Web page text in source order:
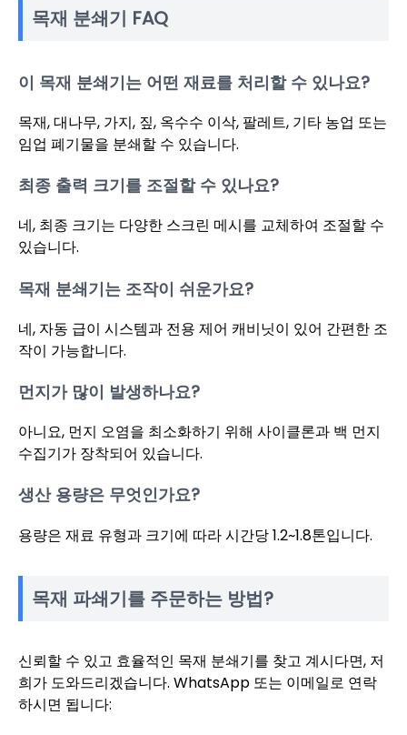
목재 분쇄기 FAQ
이 목재 분쇄기는 어떤 재료를 처리할 수 있나요?
목재, 대나무, 가지, 짚, 옥수수 이삭, 팔레트, 기타 농업 또는
임업 폐기물을 분쇄할 수 있습니다.
최종 출력 크기를 조절할 수 있나요?
네, 최종 크기는 다양한 스크린 메시를 교체하여 조절할 수
있습니다.
목재 분쇄기는 조작이 쉬운가요?
네, 자동 급이 시스템과 전용 제어 캐비닛이 있어 간편한 조
작이 가능합니다.
먼지가 많이 발생하나요?
아니요, 먼지 오염을 최소화하기 위해 사이클론과 백 먼지
수집기가 장착되어 있습니다.
생산 용량은 무엇인가요?
용량은 재료 유형과 크기에 따라 시간당 1.2~1.8톤입니다.
목재 파쇄기를 주문하는 방법?
신뢰할 수 있고 효율적인 목재 분쇄기를 찾고 계시다면, 저
희가 도와드리겠습니다. WhatsApp 또는 이메일로 연락
하시면 됩니다: